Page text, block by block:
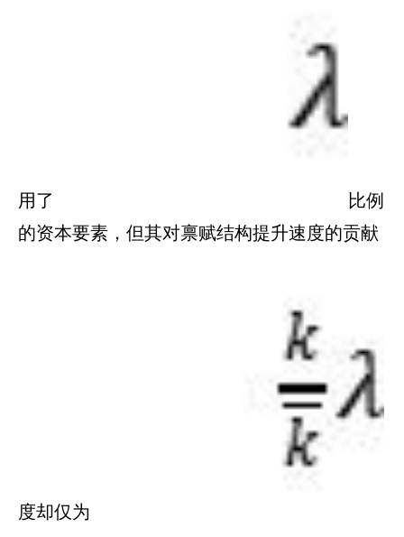
用了
比例
的资本要素，但其对禀赋结构提升速度的贡献
度却仅为